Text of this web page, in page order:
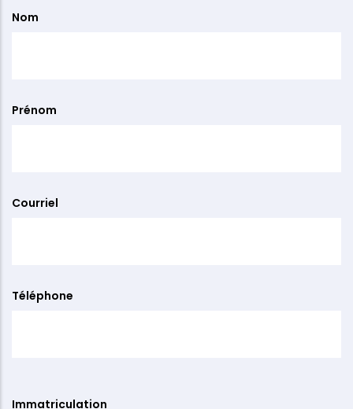
Informations
Nom
Prénom
Courriel
Téléphone
Immatriculation